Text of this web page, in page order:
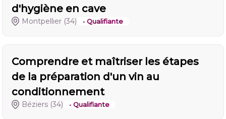
d'hygiène en cave
Montpellier (34) • Qualifiante
Comprendre et maîtriser les étapes
de la préparation d'un vin au
conditionnement
Béziers (34) • Qualifiante